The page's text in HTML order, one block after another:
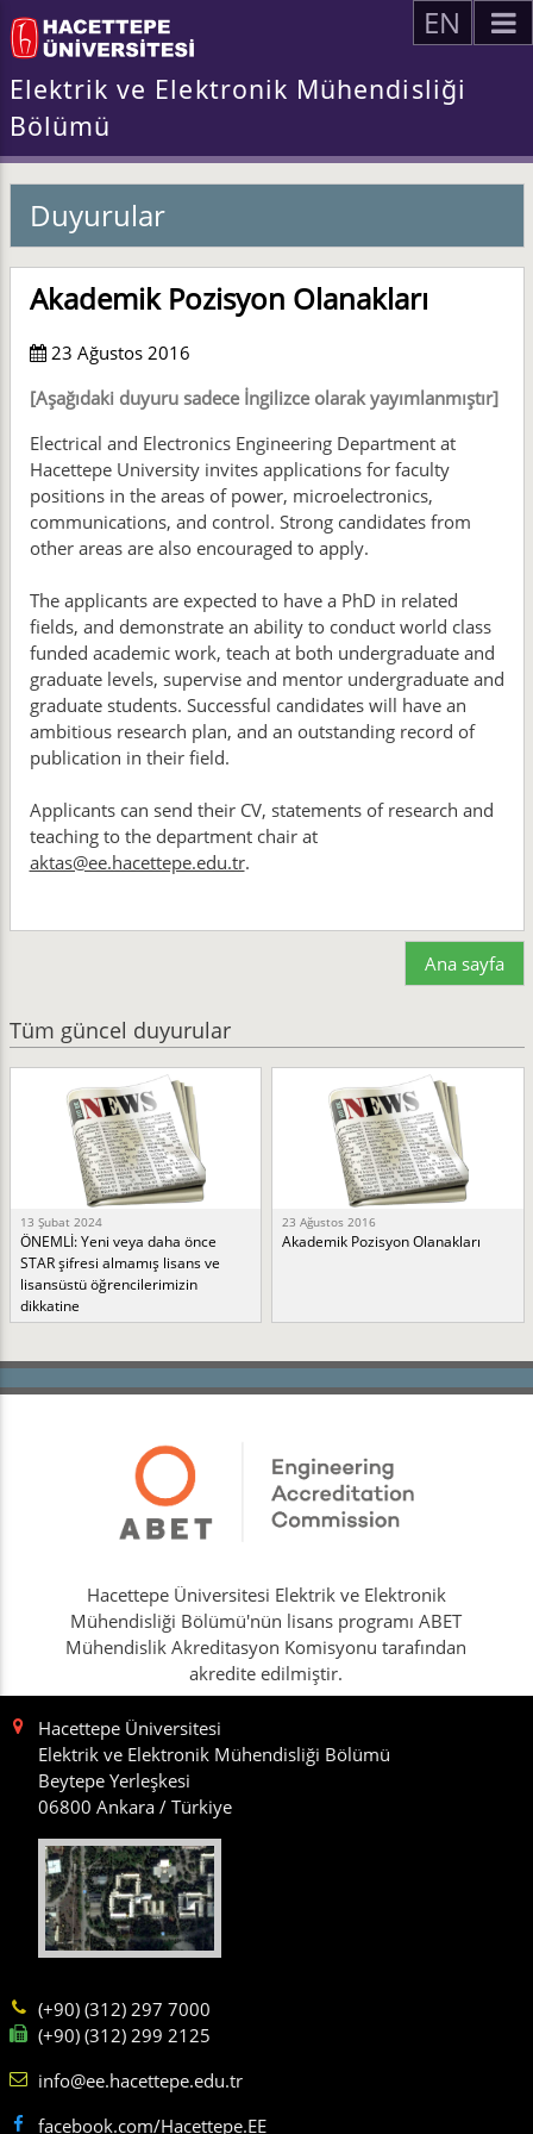
EN
Elektrik ve Elektronik Mühendisliği
Bölümü
Duyurular
Akademik Pozisyon Olanakları
23 Ağustos 2016
[Aşağıdaki duyuru sadece İngilizce olarak yayımlanmıştır]
Electrical and Electronics Engineering Department at
Hacettepe University invites applications for faculty
positions in the areas of power, microelectronics,
communications, and control. Strong candidates from
other areas are also encouraged to apply.
The applicants are expected to have a PhD in related
fields, and demonstrate an ability to conduct world class
funded academic work, teach at both undergraduate and
graduate levels, supervise and mentor undergraduate and
graduate students. Successful candidates will have an
ambitious research plan, and an outstanding record of
publication in their field.
Applicants can send their CV, statements of research and
teaching to the department chair at
aktas@ee.hacettepe.edu.tr.
Ana sayfa
Tüm güncel duyurular
13 Şubat 2024
ÖNEMLİ: Yeni veya daha önce
STAR şifresi almamış lisans ve
lisansüstü öğrencilerimizin
dikkatine
23 Ağustos 2016
Akademik Pozisyon Olanakları
Hacettepe Üniversitesi Elektrik ve Elektronik
Mühendisliği Bölümü'nün lisans programı ABET
Mühendislik Akreditasyon Komisyonu tarafından
akredite edilmiştir.
Hacettepe Üniversitesi
Elektrik ve Elektronik Mühendisliği Bölümü
Beytepe Yerleşkesi
06800 Ankara / Türkiye
(+90) (312) 297 7000
(+90) (312) 299 2125
info@ee.hacettepe.edu.tr
facebook.com/Hacettepe.EE